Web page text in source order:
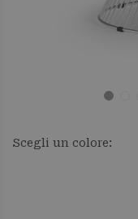
Scegli un colore: